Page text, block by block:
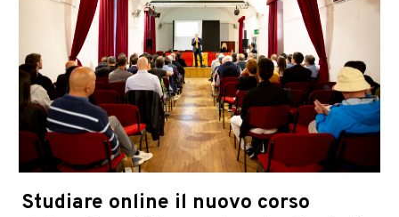
Studiare online il nuovo corso